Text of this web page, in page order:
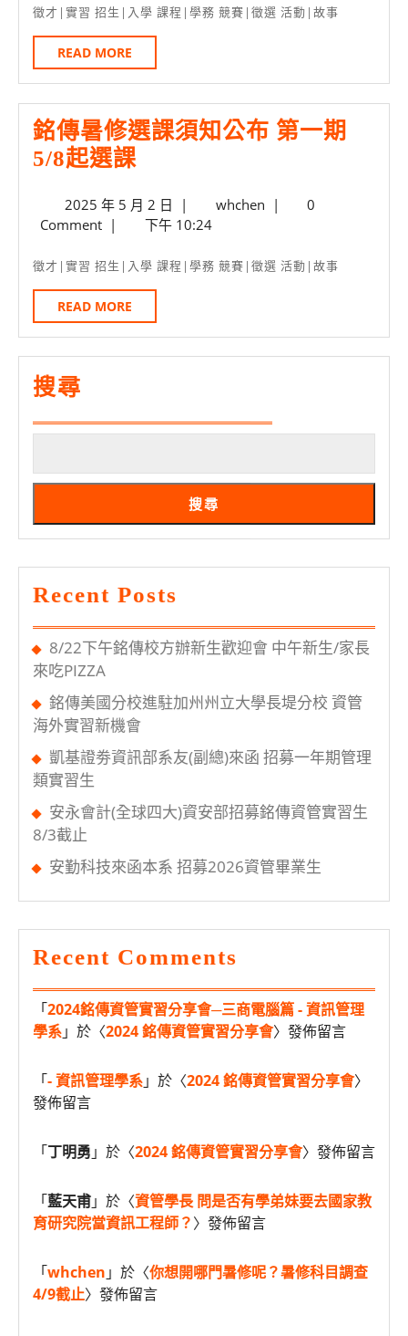
主
學
習
領
域
ACP
全
國
賽
開
月
徵才|實習 招生|入學 課程|學務 競賽|徵選 活動|故事
READ MORE
MORE
銘傳暑修選課須知公布 第一期
5/8起選課
暑
修
選
課
須
第
期
起
選
課
2025 年 5 月 2 日 2025
年
月
| whchenwhchen
|
0
Comment | 下午 10:24
徵才|實習 招生|入學 課程|學務 競賽|徵選 活動|故事
READ MORE
MORE
搜尋
搜尋
Recent Posts
8/22下午銘傳校方辦新生歡迎會 中午新生/家長
來吃PIZZA
銘傳美國分校進駐加州州立大學長堤分校 資管
海外實習新機會
凱基證劵資訊部系友(副總)來函 招募一年期管理
類實習生
安永會計(全球四大)資安部招募銘傳資管實習生
8/3截止
安勤科技來函本系 招募2026資管畢業生
Recent Comments
「2024銘傳資管實習分享會─三商電腦篇 - 資訊管理
學系」於〈2024 銘傳資管實習分享會〉發佈留言
「- 資訊管理學系」於〈2024 銘傳資管實習分享會〉
發佈留言
「丁明勇 」於〈2024 銘傳資管實習分享會〉發佈留言
「藍天甫」於〈資管學長 問是否有學弟妹要去國家教
育研究院當資訊工程師？〉發佈留言
「whchen 」於〈你想開哪門暑修呢？暑修科目調查
4/9截止〉發佈留言